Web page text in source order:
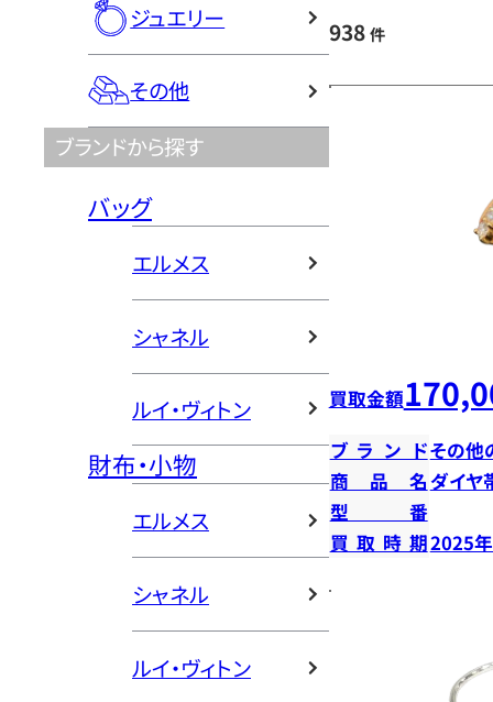
ジュエリー
その他
ブランドから探す
バッグ
エルメス
シャネル
ルイ・ヴィトン
財布・小物
エルメス
シャネル
ルイ・ヴィトン
938 件
買取金額
ブランドその他
商品名ダイヤ
型番
買取時期2025